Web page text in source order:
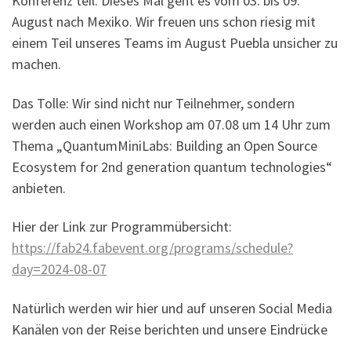
August nach Mexiko. Wir freuen uns schon riesig mit
einem Teil unseres Teams im August Puebla unsicher zu
machen.
Das Tolle: Wir sind nicht nur Teilnehmer, sondern
werden auch einen Workshop am 07.08 um 14 Uhr zum
Thema „QuantumMiniLabs: Building an Open Source
Ecosystem for 2nd generation quantum technologies“
anbieten.
Hier der Link zur Programmübersicht:
https://fab24.fabevent.org/programs/schedule?
day=2024-08-07
Natürlich werden wir hier und auf unseren Social Media
Kanälen von der Reise berichten und unsere Eindrücke